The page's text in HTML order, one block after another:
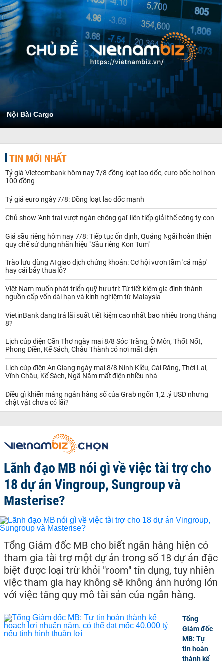
Nội Bài Cargo
TIN MỚI NHẤT
Tỷ giá Vietcombank hôm nay 7/8 đồng loạt lao dốc, euro bốc hơi hơn
100 đồng
Tỷ giá euro ngày 7/8: Đồng loạt lao dốc mạnh
Chủ show 'Anh trai vượt ngàn chông gai' liên tiếp giải thế công ty con
Giá sầu riêng hôm nay 7/8: Tiếp tục ổn định, Quảng Ngãi hoàn thiện
quy chế sử dụng nhãn hiệu "Sầu riêng Kon Tum"
Trào lưu dùng AI giao dịch chứng khoán: Cơ hội vươn tầm 'cá mập'
hay cái bẫy thua lỗ?
Việt Nam muốn phát triển quỹ hưu trí: Từ tiết kiệm gia đình thành
nguồn cấp vốn dài hạn và kinh nghiệm từ Malaysia
VietinBank đang trả lãi suất tiết kiệm cao nhất bao nhiêu trong tháng
8?
Lịch cúp điện Cần Thơ ngày mai 8/8 Sóc Trăng, Ô Môn, Thốt Nốt,
Phong Điền, Kế Sách, Châu Thành có nơi mất điện
Lịch cúp điện An Giang ngày mai 8/8 Ninh Kiều, Cái Răng, Thới Lai,
Vĩnh Châu, Kế Sách, Ngã Năm mất điện nhiều nhà
Điều gì khiến mảng ngân hàng số của Grab ngốn 1,2 tỷ USD nhưng
chật vật chưa có lãi?
Lãnh đạo MB nói gì về việc tài trợ cho
18 dự án Vingroup, Sungroup và
Masterise?
Tổng Giám đốc MB cho biết ngân hàng hiện có
tham gia tài trợ một dự án trong số 18 dự án đặc
biệt được loại trừ khỏi "room" tín dụng, tuy nhiên
việc tham gia hay không sẽ không ảnh hưởng lớn
với việc tăng quy mô tài sản của ngân hàng.
Tổng
Giám đốc
MB: Tự
tin hoàn
thành kế